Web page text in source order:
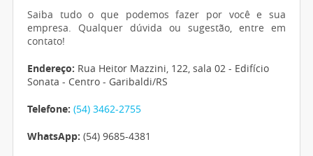
Saiba tudo o que podemos fazer por você e sua
empresa. Qualquer dúvida ou sugestão, entre em
contato!
Endereço: Rua Heitor Mazzini, 122, sala 02 - Edifício
Sonata - Centro - Garibaldi/RS
Telefone: (54) 3462-2755
WhatsApp: (54) 9685-4381